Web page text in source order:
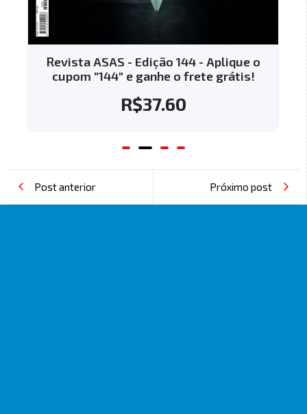
Revista ASAS - Edição 144 - Aplique o
cupom "144" e ganhe o frete grátis!
R$37.60
Post anterior Próximo post